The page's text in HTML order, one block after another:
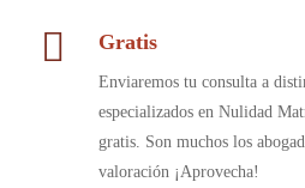
Gratis
Enviaremos tu consulta a
especializados en Nulidad
gratis. Son muchos los
valoración ¡Aprovecha!